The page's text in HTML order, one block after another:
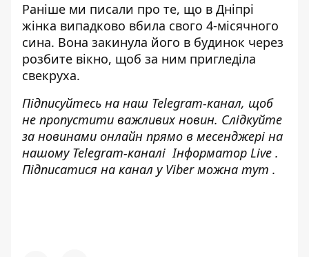
Раніше ми писали про те, що в Дніпрі
жінка випадково вбила свого 4-місячного
сина. Вона закинула його в будинок через
розбите вікно, щоб за ним пригледіла
свекруха.
Підписуйтесь на наш Telegram-канал, щоб
не пропустити важливих новин. Слідкуйте
за новинами онлайн прямо в месенджері на
нашому Telegram-каналіІнформатор Live .
Підписатися на канал у Viber можна тут .